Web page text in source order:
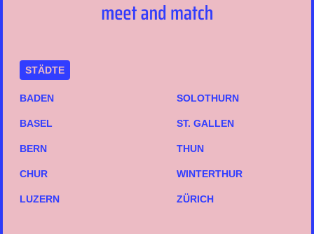
STÄDTE
BADEN
BASEL
BERN
CHUR
LUZERN
SOLOTHURN
ST. GALLEN
THUN
WINTERTHUR
ZÜRICH